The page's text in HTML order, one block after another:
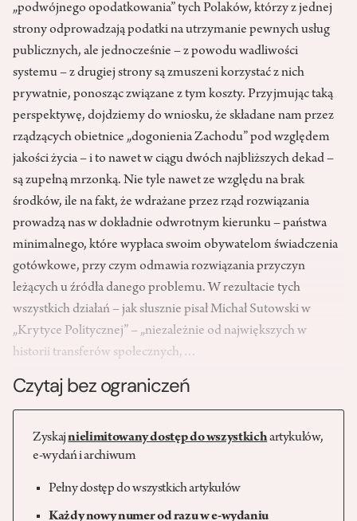
„podwójnego opodatkowania” tych Polaków, którzy z jednej
strony odprowadzają podatki na utrzymanie pewnych usług
publicznych, ale jednocześnie – z powodu wadliwości
systemu – z drugiej strony są zmuszeni korzystać z nich
prywatnie, ponosząc związane z tym koszty. Przyjmując taką
perspektywę, dojdziemy do wniosku, że składane nam przez
rządzących obietnice „dogonienia Zachodu” pod względem
jakości życia – i to nawet w ciągu dwóch najbliższych dekad –
są zupełną mrzonką. Nie tyle nawet ze względu na brak
środków, ile na fakt, że wdrażane przez rząd rozwiązania
prowadzą nas w dokładnie odwrotnym kierunku – państwa
minimalnego, które wypłaca swoim obywatelom świadczenia
gotówkowe, przy czym odmawia rozwiązania przyczyn
leżących u źródła danego problemu. W rezultacie tych
wszystkich działań – jak słusznie pisał Michał Sutowski w
„Krytyce Politycznej” – „niezależnie od największych w
historii transferów społecznych,…
Czytaj bez ograniczeń
Zyskajnielimitowany dostęp do wszystkichartykułów,
e-wydań i archiwum
Pełny dostęp do wszystkich artykułów
Każdy nowy numer od razu w e-wydaniu